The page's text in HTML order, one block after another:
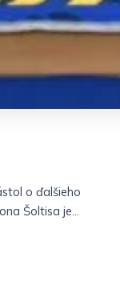
o ďalšieho
Šoltisa je...